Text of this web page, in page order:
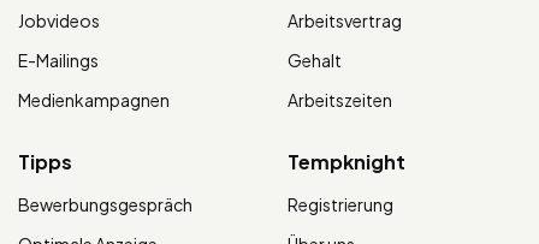
Jobvideos
E-Mailings
Medienkampagnen
Arbeitsvertrag
Gehalt
Arbeitszeiten
Tipps
Bewerbungsgespräch
Tempknight
Registrierung